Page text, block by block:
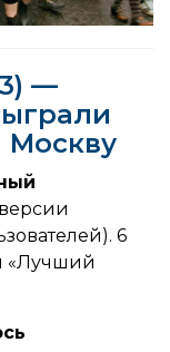
—
Москву
6
«Лучший